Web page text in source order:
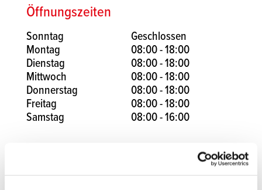
Öffnungszeiten
Sonntag
Geschlossen
Montag
08:00 - 18:00
Dienstag
08:00 - 18:00
Mittwoch
08:00 - 18:00
Donnerstag
08:00 - 18:00
Freitag
08:00 - 18:00
Samstag
08:00 - 16:00